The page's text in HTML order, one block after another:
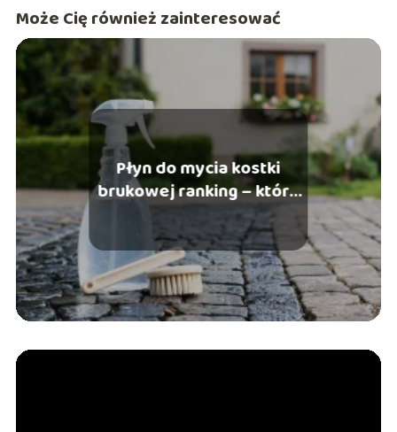
Może Cię również zainteresować
Płyn do mycia kostki
brukowej ranking – który